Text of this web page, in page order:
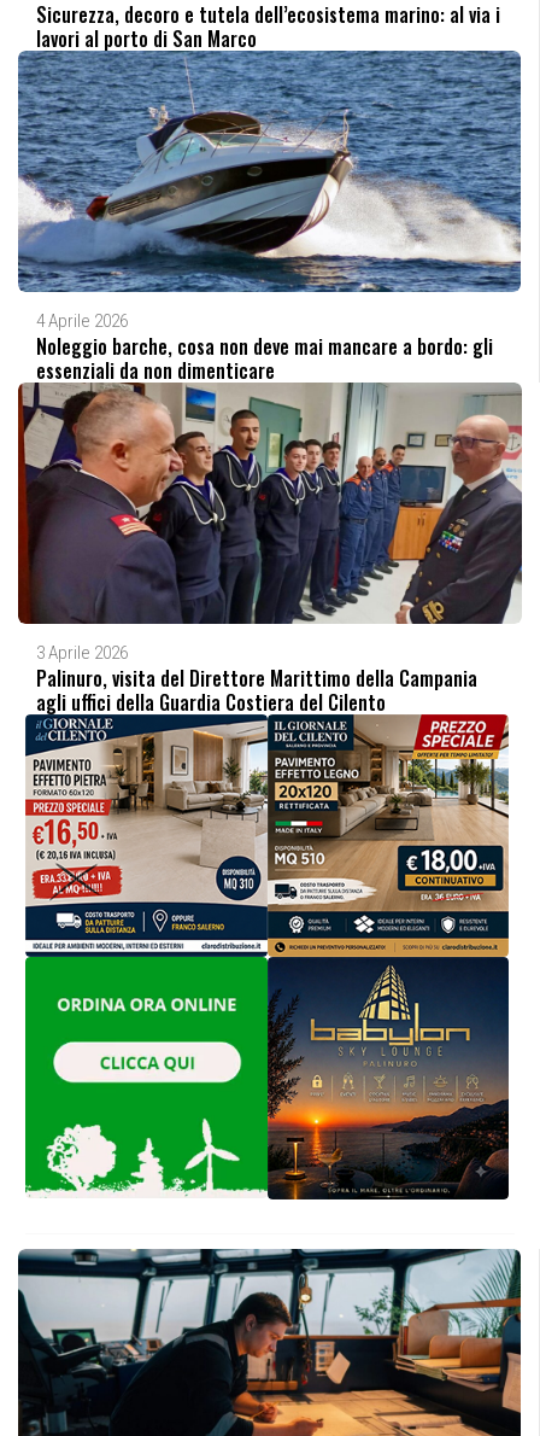
Sicurezza, decoro e tutela dell’ecosistema marino: al via i
lavori al porto di San Marco
4 Aprile 2026
Noleggio barche, cosa non deve mai mancare a bordo: gli
essenziali da non dimenticare
3 Aprile 2026
Palinuro, visita del Direttore Marittimo della Campania
agli uffici della Guardia Costiera del Cilento